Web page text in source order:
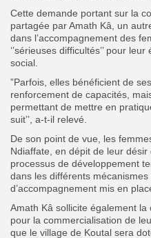
Cette demande portant sur la
partagée par Amath Kâ, un
dans l’accompagnement des
‘’sérieuses difficultés’’ pour
social.
”Parfois, elles bénéficient de
renforcement de capacités,
permettant de mettre en
suit’’, a-t-il relevé.
De son point de vue, les
Ndiaffate, en dépit de leur
processus de développement
dans les différents
d’accompagnement mis en
Amath Kâ sollicite également la
pour la commercialisation de
que le village de Koutal sera